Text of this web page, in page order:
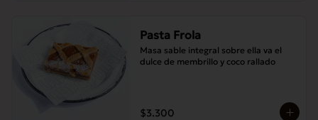
Pasta Frola
Masa sable integral sobre ella va el
dulce de membrillo y coco rallado
$3.300